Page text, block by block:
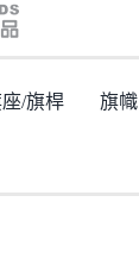
/旗桿 旗幟
/ hw03239